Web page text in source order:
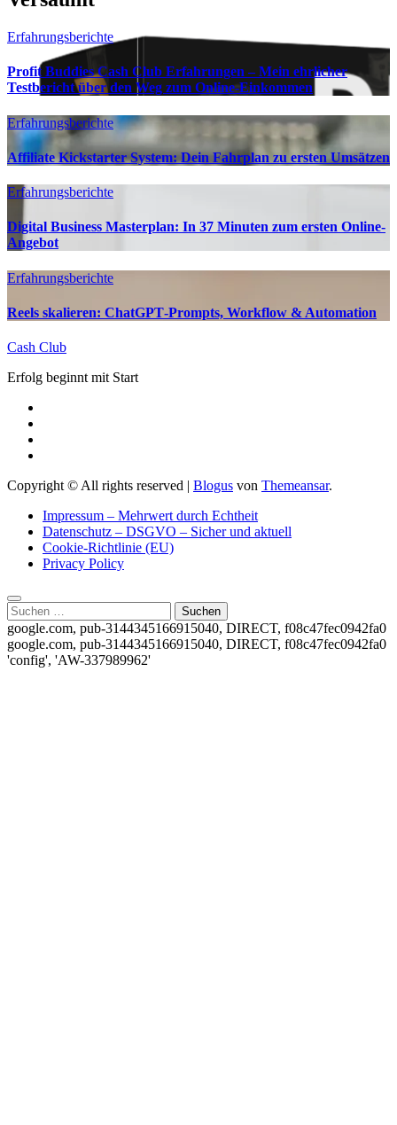
Erfahrungsberichte
Profit Buddies Cash Club Erfahrungen – Mein ehrlicher
Testbericht über den Weg zum Online-Einkommen
Erfahrungsberichte
Affiliate Kickstarter System: Dein Fahrplan zu ersten Umsätzen
Erfahrungsberichte
Digital Business Masterplan: In 37 Minuten zum ersten Online-
Angebot
Erfahrungsberichte
Reels skalieren: ChatGPT‑Prompts, Workflow & Automation
Cash Club
Erfolg beginnt mit Start
Copyright © All rights reserved | Blogus von Themeansar.
Impressum – Mehrwert durch Echtheit
Datenschutz – DSGVO – Sicher und aktuell
Cookie-Richtlinie (EU)
Privacy Policy
Suchen
nach:
google.com, pub-3144345166915040, DIRECT, f08c47fec0942fa0
google.com, pub-3144345166915040, DIRECT, f08c47fec0942fa0
'config', 'AW-337989962'